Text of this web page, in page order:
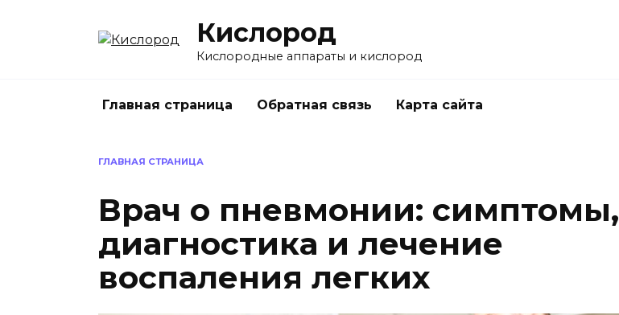
Кислород
Кислородные аппараты и кислород
Главная страница Обратная связь Карта сайта
ГЛАВНАЯ СТРАНИЦА
Врач о пневмонии: симптомы,
диагностика и лечение
воспаления легких